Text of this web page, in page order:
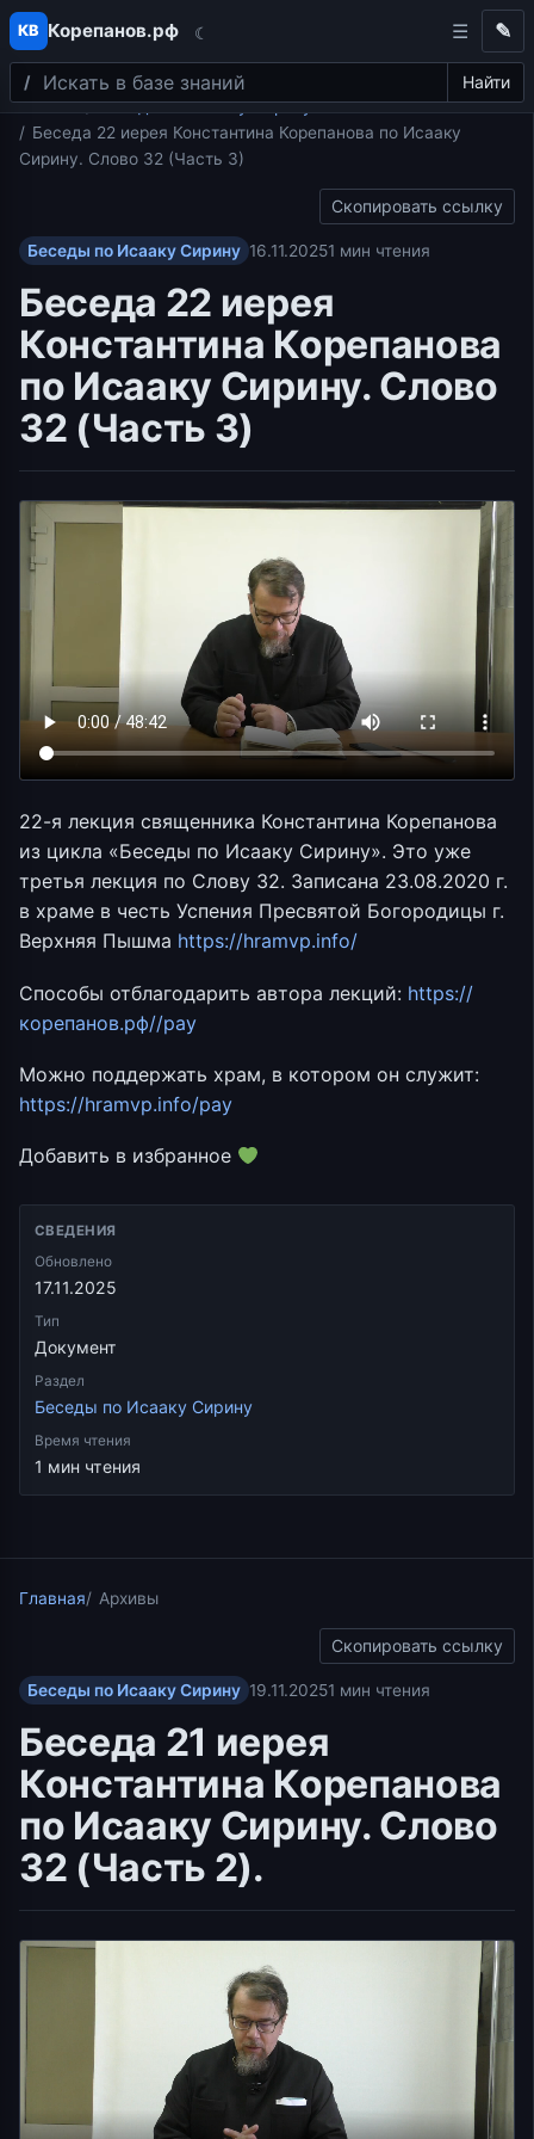
Перейти к содержимому
КВ Корепанов.рф ☾
Поиск Найти
✎
Главная
Беседы по Исааку Сирину
Беседа 22 иерея Константина Корепанова по Исааку
Сирину. Слово 32 (Часть 3)
Скопировать ссылку
Беседы по Исааку Сирину 16.11.20251 мин чтения
Беседа 22 иерея
Константина Корепанова
по Исааку Сирину. Слово
32 (Часть 3)
22-я лекция священника Константина Корепанова
из цикла «Беседы по Исааку Сирину». Это уже
третья лекция по Слову 32. Записана 23.08.2020 г.
в храме в честь Успения Пресвятой Богородицы г.
Верхняя Пышма https://hramvp.info/
Способы отблагодарить автора лекций: https://
корепанов.рф//pay
Можно поддержать храм, в котором он служит:
https://hramvp.info/pay
Добавить в избранное
СВЕДЕНИЯ
Обновлено
17.11.2025
Тип
Документ
Раздел
Беседы по Исааку Сирину
Время чтения
1 мин чтения
Главная Архивы
Скопировать ссылку
Беседы по Исааку Сирину 19.11.20251 мин чтения
Беседа 21 иерея
Константина Корепанова
по Исааку Сирину. Слово
32 (Часть 2).